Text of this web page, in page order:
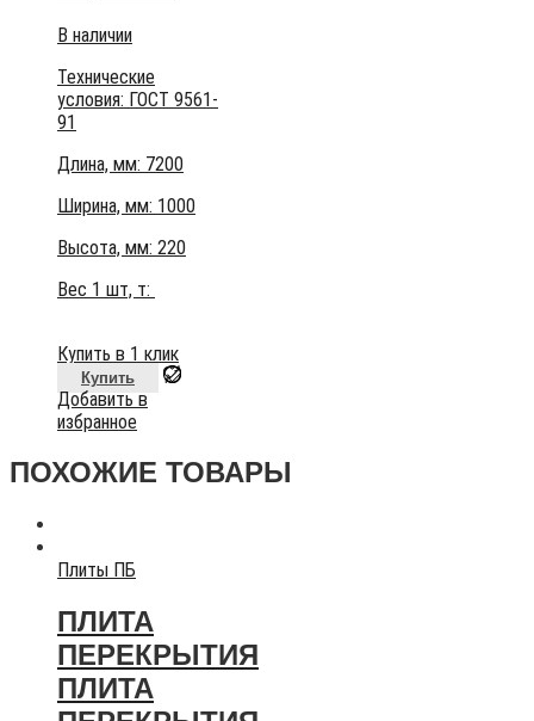
В наличии
Технические
условия: ГОСТ 9561-
91
Длина, мм: 7200
Ширина, мм: 1000
Высота, мм: 220
Вес 1 шт, т:
Купить в 1 клик
Купить
Добавить в
избранное
ПОХОЖИЕ ТОВАРЫ
Плиты ПБ
ПЛИТА
ПЕРЕКРЫТИЯ
ПЛИТА